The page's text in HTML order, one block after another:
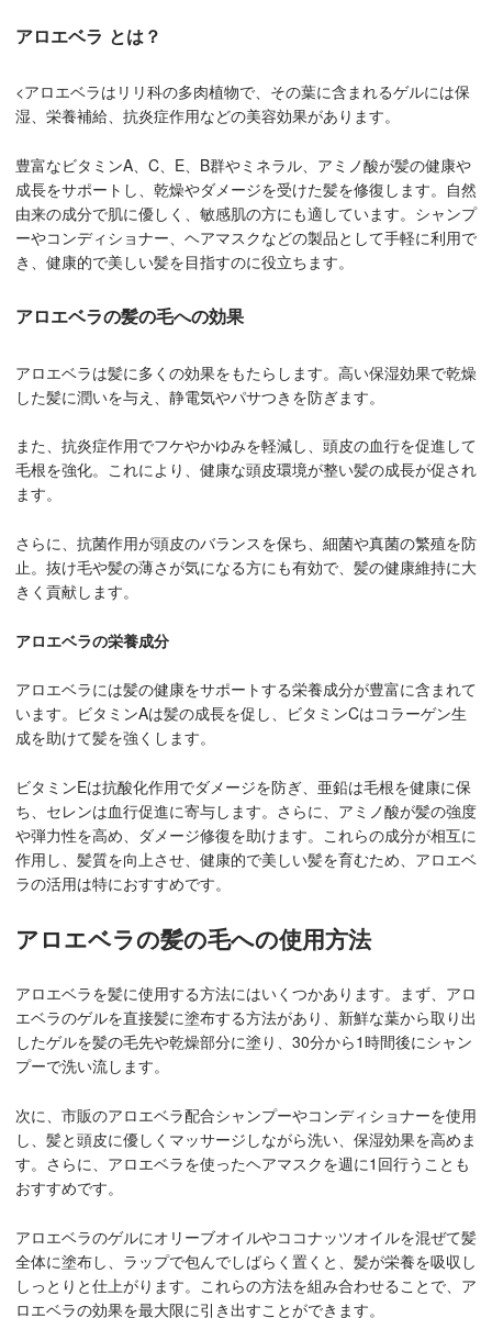
アロエベラ とは？
<アロエベラはリリ科の多肉植物で、その葉に含まれるゲルには保
湿、栄養補給、抗炎症作用などの美容効果があります。
豊富なビタミンA、C、E、B群やミネラル、アミノ酸が髪の健康や
成長をサポートし、乾燥やダメージを受けた髪を修復します。自然
由来の成分で肌に優しく、敏感肌の方にも適しています。シャンプ
ーやコンディショナー、ヘアマスクなどの製品として手軽に利用で
き、健康的で美しい髪を目指すのに役立ちます。
アロエベラの髪の毛への効果
アロエベラは髪に多くの効果をもたらします。高い保湿効果で乾燥
した髪に潤いを与え、静電気やパサつきを防ぎます。
また、抗炎症作用でフケやかゆみを軽減し、頭皮の血行を促進して
毛根を強化。これにより、健康な頭皮環境が整い髪の成長が促され
ます。
さらに、抗菌作用が頭皮のバランスを保ち、細菌や真菌の繁殖を防
止。抜け毛や髪の薄さが気になる方にも有効で、髪の健康維持に大
きく貢献します。
アロエベラの栄養成分
アロエベラには髪の健康をサポートする栄養成分が豊富に含まれて
います。ビタミンAは髪の成長を促し、ビタミンCはコラーゲン生
成を助けて髪を強くします。
ビタミンEは抗酸化作用でダメージを防ぎ、亜鉛は毛根を健康に保
ち、セレンは血行促進に寄与します。さらに、アミノ酸が髪の強度
や弾力性を高め、ダメージ修復を助けます。これらの成分が相互に
作用し、髪質を向上させ、健康的で美しい髪を育むため、アロエベ
ラの活用は特におすすめです。
アロエベラの髪の毛への使用方法
アロエベラを髪に使用する方法にはいくつかあります。まず、アロ
エベラのゲルを直接髪に塗布する方法があり、新鮮な葉から取り出
したゲルを髪の毛先や乾燥部分に塗り、30分から1時間後にシャン
プーで洗い流します。
次に、市販のアロエベラ配合シャンプーやコンディショナーを使用
し、髪と頭皮に優しくマッサージしながら洗い、保湿効果を高めま
す。さらに、アロエベラを使ったヘアマスクを週に1回行うことも
おすすめです。
アロエベラのゲルにオリーブオイルやココナッツオイルを混ぜて髪
全体に塗布し、ラップで包んでしばらく置くと、髪が栄養を吸収し
しっとりと仕上がります。これらの方法を組み合わせることで、ア
ロエベラの効果を最大限に引き出すことができます。